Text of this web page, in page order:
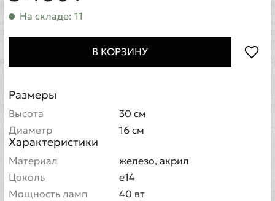
На складе: 11
В КОРЗИНУ
Размеры
Высота
30 см
Диаметр
16 см
Характеристики
Материал
железо, акрил
Цоколь
е14
Мощность ламп
40 вт